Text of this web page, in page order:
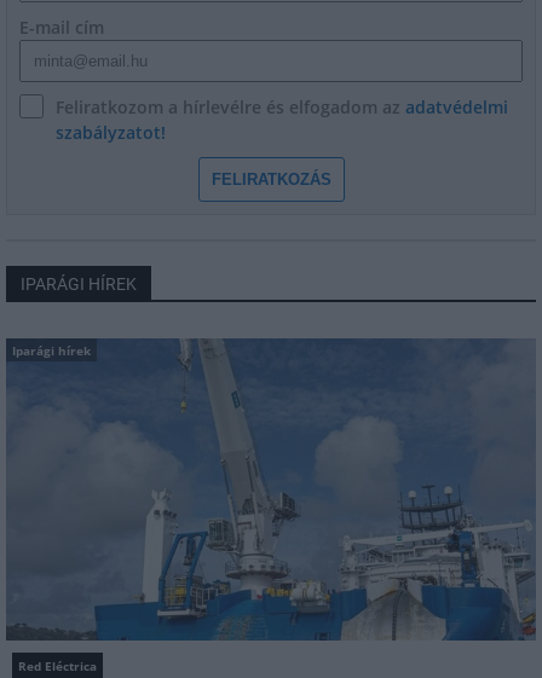
E-mail cím
Feliratkozom a hírlevélre és elfogadom az adatvédelmi
szabályzatot!
FELIRATKOZÁS
IPARÁGI HÍREK
Iparági hírek
Red Eléctrica